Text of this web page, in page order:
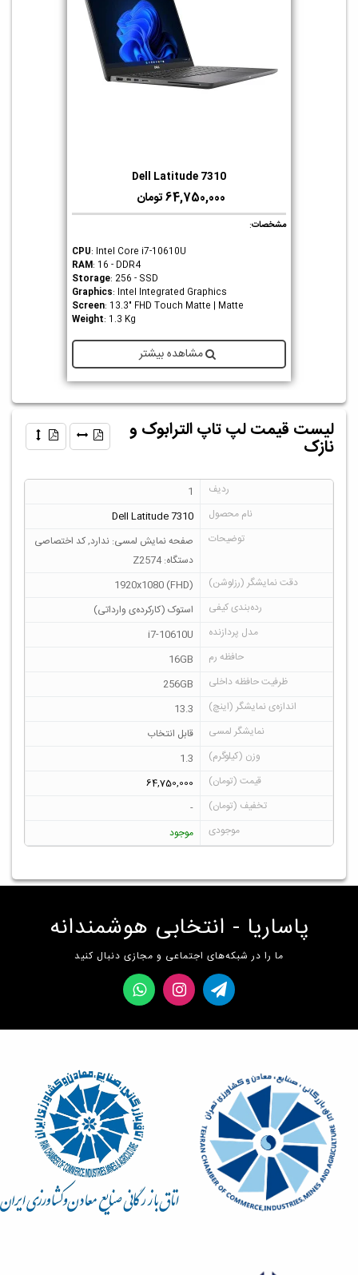
Dell Latitude 7310
64,750,000 تومان
مشخصات:
CPU: Intel Core i7-10610U
RAM: 16 - DDR4
Storage: 256 - SSD
Graphics: Intel Integrated Graphics
Screen: 13.3" FHD Touch Matte | Matte
Weight: 1.3 Kg
مشاهده بیشتر
لیست قیمت لپ تاپ الترابوک و
نازک
1
Dell Latitude 7310
صفحه نمایش لمسی: ندارد, کد اختصاصی
دستگاه: Z2574
1920x1080 (FHD)
استوک (کارکرده‌ی وارداتی)
i7-10610U
16GB
256GB
13.3
قابل انتخاب
1.3
64,750,000
-
موجود
پاساریا - انتخابی هوشمندانه
ما را در شبکه‌های اجتماعی و مجازی دنبال کنید